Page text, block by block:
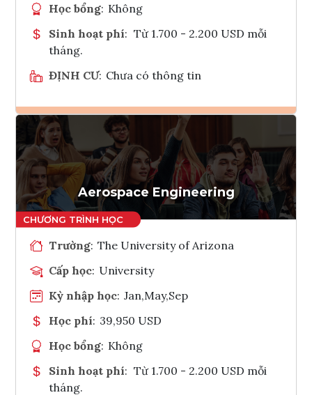
Học bổng: Không
Sinh hoạt phí: Từ 1.700 - 2.200 USD mỗi
tháng.
ĐỊNH CƯ: Chưa có thông tin
Ghi danh
Tham vấn Interlink
Aerospace Engineering
Trường: The University of Arizona
Cấp học: University
Kỳ nhập học: Jan,May,Sep
Học phí: 39,950 USD
Học bổng: Không
Sinh hoạt phí: Từ 1.700 - 2.200 USD mỗi
tháng.